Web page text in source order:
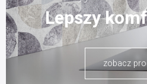
Lepszy
zobacz